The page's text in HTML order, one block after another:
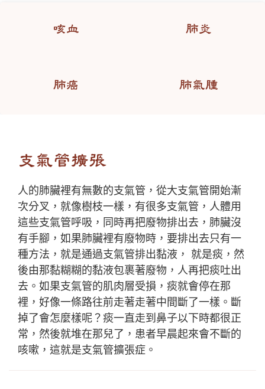
咳血 肺炎
肺癌 肺氣腫
支氣管擴張
人的肺臟裡有無數的支氣管，從大支氣管開始漸
次分叉，就像樹枝一樣，有很多支氣管，人體用
這些支氣管呼吸，同時再把廢物排出去，肺臟沒
有手腳，如果肺臟裡有廢物時，要排出去只有一
種方法，就是通過支氣管排出黏液， 就是痰，然
後由那黏糊糊的黏液包裹著廢物，人再把痰吐出
去。如果支氣管的肌肉層受損，痰就會停在那
裡，好像一條路往前走著走著中間斷了一樣。斷
掉了會怎麼樣呢？痰一直走到鼻子以下時都很正
常，然後就堆在那兒了，患者早晨起來會不斷的
咳嗽，這就是支氣管擴張症。